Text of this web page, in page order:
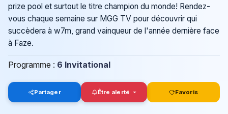
prize pool et surtout le titre champion du monde! Rendez-
vous chaque semaine sur MGG TV pour découvrir qui
succèdera à w7m, grand vainqueur de l'année dernière face
à Faze.
Programme : 6 Invitational
Partager Être alerté Favoris